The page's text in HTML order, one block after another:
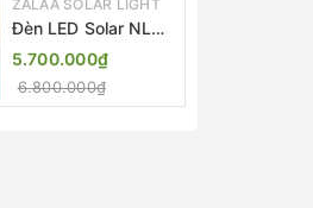
ZALAA SOLAR LIGHT
Đèn LED Solar NLMT
Liền Thể ZKC-TG
25W All in One |
ZALAA Street Light
5.700.000₫
6.800.000₫